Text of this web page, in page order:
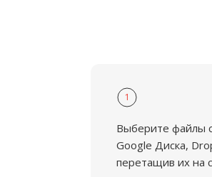
1
Выберите файлы
Google Диска,
перетащив их на